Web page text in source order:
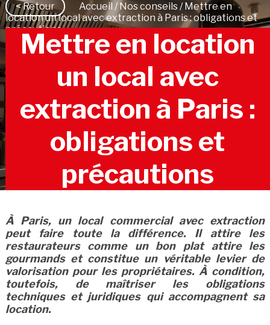
< Retour Accueil/Nos conseils/ Mettre en
location un local avec extraction à Paris : obligations et
précautions
Mettre en location
un local avec
extraction à Paris :
obligations et
précautions
À Paris, un local commercial avec extraction
peut faire toute la différence. Il attire les
restaurateurs comme un bon plat attire les
gourmands et constitue un véritable levier de
valorisation pour les propriétaires. À condition,
toutefois, de maîtriser les obligations
techniques et juridiques qui accompagnent sa
location.